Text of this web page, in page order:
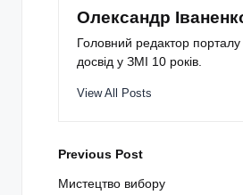
Олександр
Головний редактор порталу
досвід у ЗМІ 10 років.
View All Posts
Post
navigation
Previous Post
Мистецтво вибору